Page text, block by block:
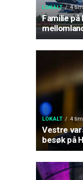
LOKALT 4
Familie
LOKALT 4
Vestre
besøk på